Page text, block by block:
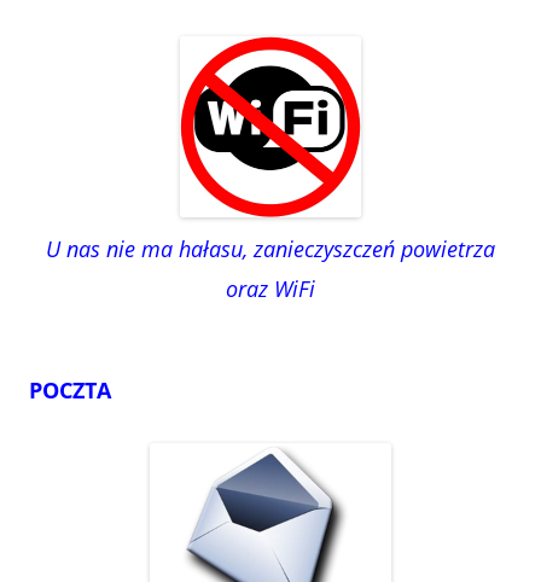
U nas nie ma hałasu, zanieczyszczeń powietrza
oraz WiFi
POCZTA